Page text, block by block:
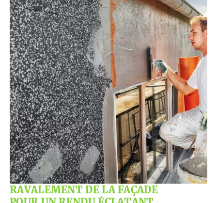
RAVALEMENT DE LA FAÇADE